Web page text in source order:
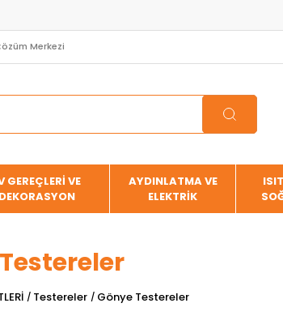
Merkezi
GEREÇLERİ VE
DEKORASYON
AYDINLATMA VE
ELEKTRİK
Testereler Gönye Testereler